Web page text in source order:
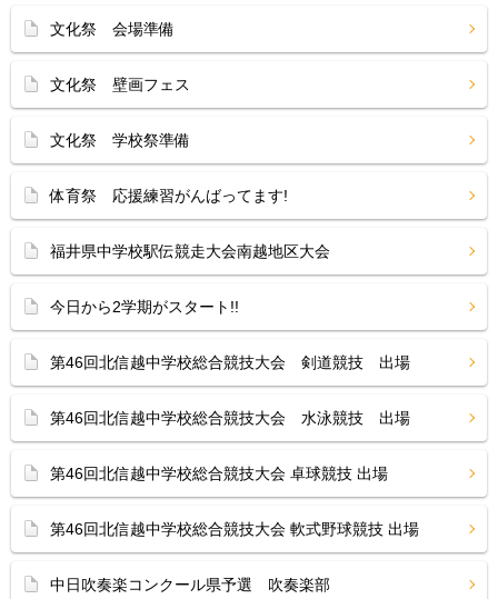
文化祭 会場準備
文化祭 壁画フェス
文化祭 学校祭準備
体育祭 応援練習がんばってます!
福井県中学校駅伝競走大会南越地区大会
今日から2学期がスタート!!
第46回北信越中学校総合競技大会 剣道競技 出場
第46回北信越中学校総合競技大会 水泳競技 出場
第46回北信越中学校総合競技大会 卓球競技 出場
第46回北信越中学校総合競技大会 軟式野球競技 出場
中日吹奏楽コンクール県予選 吹奏楽部